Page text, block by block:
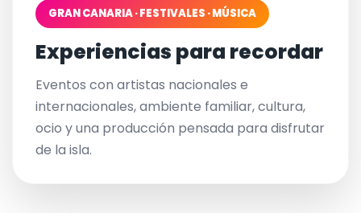
GRAN CANARIA · FESTIVALES · MÚSICA
Experiencias para recordar
Eventos con artistas nacionales e
internacionales, ambiente familiar, cultura,
ocio y una producción pensada para disfrutar
de la isla.